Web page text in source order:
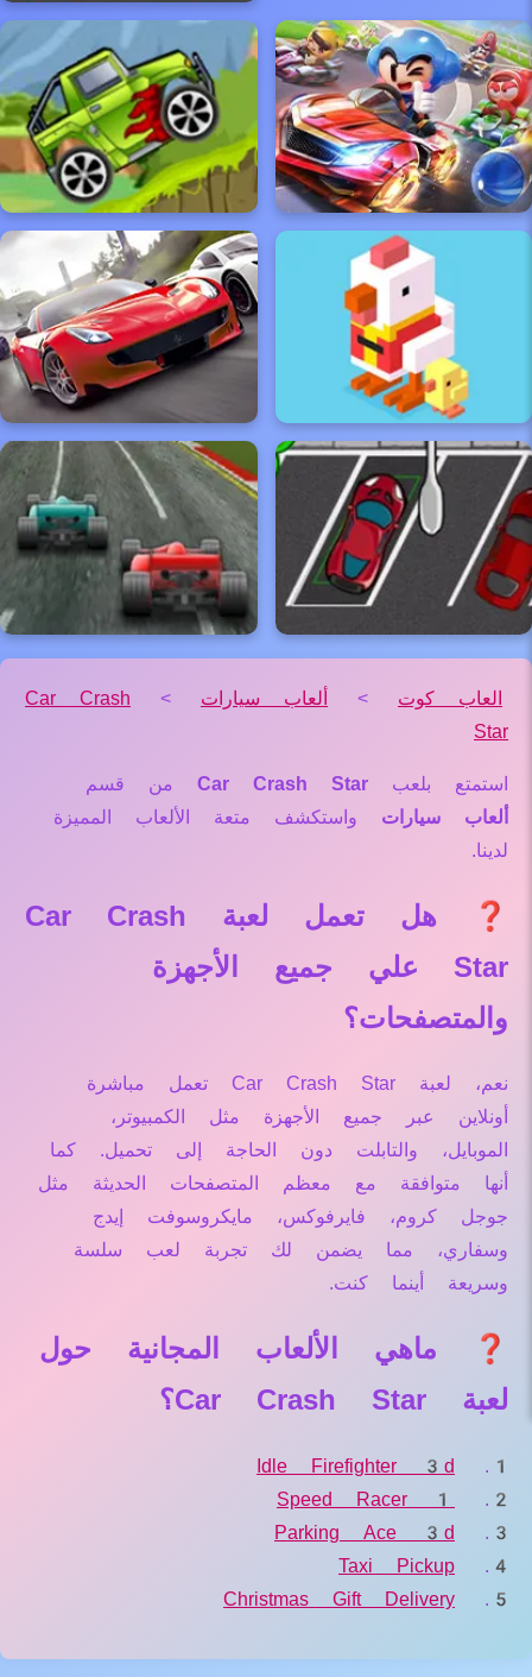
العاب كوت > ألعاب سيارات >
Car Crash
Star
استمتع بلعب Car Crash Star من قسم
ألعاب سيارات واستكشف متعة الألعاب المميزة
لدينا.
❓ هل تعمل لعبة Car Crash
Star علي جميع الأجهزة
والمتصفحات؟
نعم، لعبة Car Crash Star تعمل مباشرة
أونلاين عبر جميع الأجهزة مثل الكمبيوتر،
الموبايل، والتابلت دون الحاجة إلى تحميل. كما
أنها متوافقة مع معظم المتصفحات الحديثة مثل
جوجل كروم، فايرفوكس، مايكروسوفت إيدج
وسفاري، مما يضمن لك تجربة لعب سلسة
وسريعة أينما كنت.
❓ ماهي الألعاب المجانية حول
لعبة Car Crash Star؟
Idle Firefighter 3d
Speed Racer 1
Parking Ace 3d
Taxi Pickup
Christmas Gift Delivery